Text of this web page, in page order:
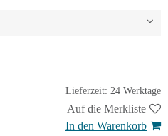
Lieferzeit: 24 Werktage
Auf die Merkliste
In den Warenkorb